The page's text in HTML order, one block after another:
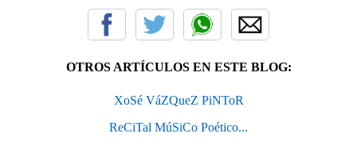
OTROS ARTÍCULOS EN ESTE BLOG:
XoSé VáZQueZ PiNToR
ReCiTal MúSiCo Poético...